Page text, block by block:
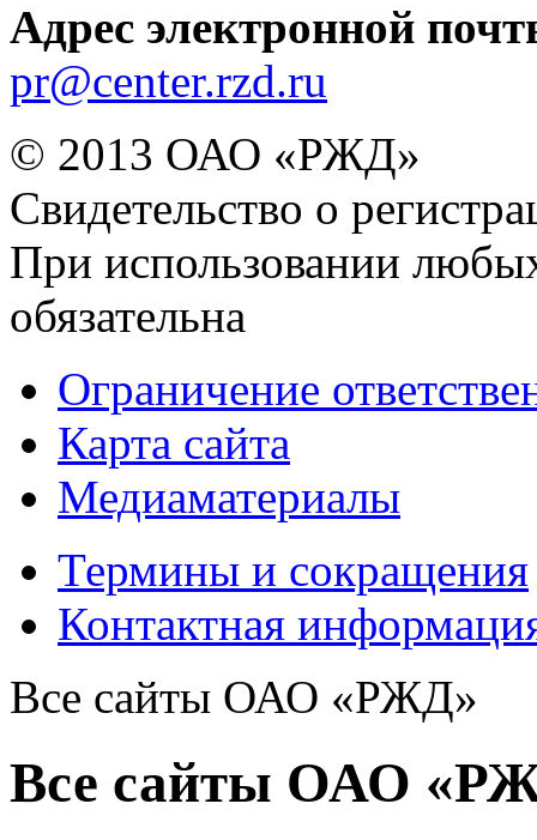
Адрес электронной
pr@center.rzd.ru
© 2013 ОАО «РЖД»
Свидетельство о
При использовании
обязательна
Ограничение
Карта сайта
Медиаматериалы
Термины и сокращения
Контактная
Все сайты ОАО «РЖД»
Все сайты ОАО